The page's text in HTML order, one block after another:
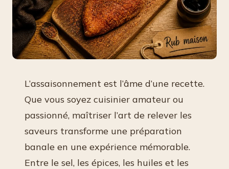
L’assaisonnement est l’âme d’une recette.
Que vous soyez cuisinier amateur ou
passionné, maîtriser l’art de relever les
saveurs transforme une préparation
banale en une expérience mémorable.
Entre le sel, les épices, les huiles et les